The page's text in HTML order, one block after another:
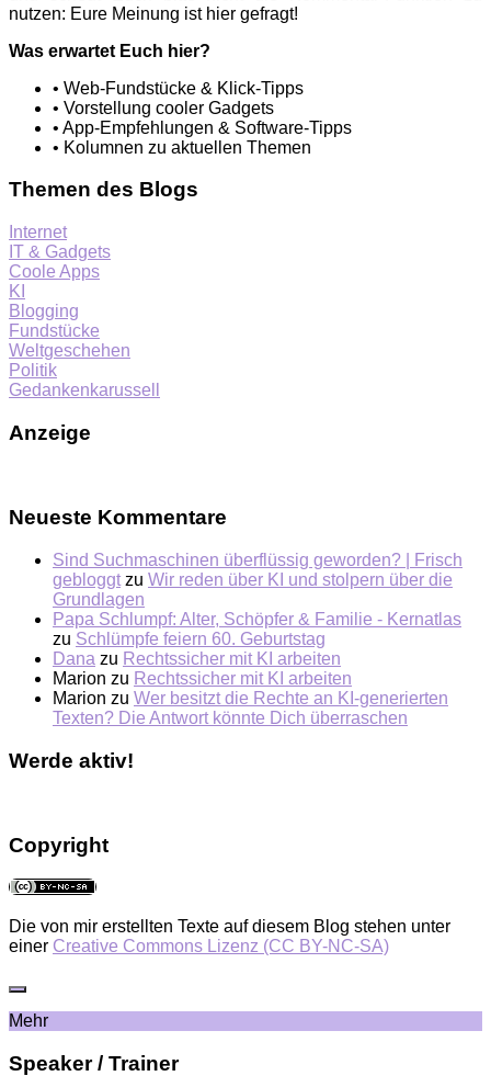
nutzen: Eure Meinung ist hier gefragt!
Was erwartet Euch hier?
• Web-Fundstücke & Klick-Tipps
• Vorstellung cooler Gadgets
• App-Empfehlungen & Software-Tipps
• Kolumnen zu aktuellen Themen
Themen des Blogs
Internet
IT & Gadgets
Coole Apps
KI
Blogging
Fundstücke
Weltgeschehen
Politik
Gedankenkarussell
Anzeige
Neueste Kommentare
Sind Suchmaschinen überflüssig geworden? | Frisch
gebloggt zu Wir reden über KI und stolpern über die
Grundlagen
Papa Schlumpf: Alter, Schöpfer & Familie - Kernatlas
zu Schlümpfe feiern 60. Geburtstag
Dana zu Rechtssicher mit KI arbeiten
Marion zu Rechtssicher mit KI arbeiten
Marion zu Wer besitzt die Rechte an KI-generierten
Texten? Die Antwort könnte Dich überraschen
Werde aktiv!
Copyright
Die von mir erstellten Texte auf diesem Blog stehen unter
einer Creative Commons Lizenz (CC BY-NC-SA)
Mehr
Speaker / Trainer